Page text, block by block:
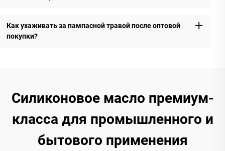
Как ухаживать за пампасной травой после оптовой
покупки?
Силиконовое масло премиум-
класса для промышленного и
бытового применения